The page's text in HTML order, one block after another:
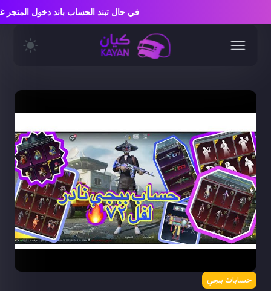
حسابات ببجي
في حال تبند الحساب باند دخول